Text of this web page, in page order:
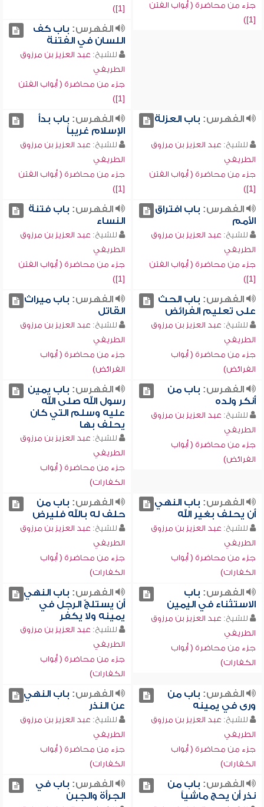
جزء من محاضرة ( أبواب الفتن
[1])
[1])
الفهرس: باب كف
اللسان في الفتنة
للشيخ: عبد العزيز بن مرزوق
الطريفي
جزء من محاضرة ( أبواب الفتن
[1])
الفهرس: باب العزلة
للشيخ: عبد العزيز بن مرزوق
الطريفي
جزء من محاضرة ( أبواب الفتن
[1])
الفهرس: باب بدأ
الإسلام غريباً
للشيخ: عبد العزيز بن مرزوق
الطريفي
جزء من محاضرة ( أبواب الفتن
[1])
الفهرس: باب افتراق
الأمم
للشيخ: عبد العزيز بن مرزوق
الطريفي
جزء من محاضرة ( أبواب الفتن
[1])
الفهرس: باب فتنة
النساء
للشيخ: عبد العزيز بن مرزوق
الطريفي
جزء من محاضرة ( أبواب الفتن
[1])
الفهرس: باب الحث
على تعليم الفرائض
للشيخ: عبد العزيز بن مرزوق
الطريفي
جزء من محاضرة ( أبواب
الفرائض)
الفهرس: باب ميراث
القاتل
للشيخ: عبد العزيز بن مرزوق
الطريفي
جزء من محاضرة ( أبواب
الفرائض)
الفهرس: باب من
أنكر ولده
للشيخ: عبد العزيز بن مرزوق
الطريفي
جزء من محاضرة ( أبواب
الفرائض)
الفهرس: باب يمين
رسول الله صلى الله
عليه وسلم التي كان
يحلف بها
للشيخ: عبد العزيز بن مرزوق
الطريفي
جزء من محاضرة ( أبواب
الكفارات)
الفهرس: باب النهي
أن يحلف بغير الله
للشيخ: عبد العزيز بن مرزوق
الطريفي
جزء من محاضرة ( أبواب
الكفارات)
الفهرس: باب من
حلف له بالله فليرض
للشيخ: عبد العزيز بن مرزوق
الطريفي
جزء من محاضرة ( أبواب
الكفارات)
الفهرس: باب
الاستثناء في اليمين
للشيخ: عبد العزيز بن مرزوق
الطريفي
جزء من محاضرة ( أبواب
الكفارات)
الفهرس: باب النهي
أن يستلجّ الرجل في
يمينه ولا يكفر
للشيخ: عبد العزيز بن مرزوق
الطريفي
جزء من محاضرة ( أبواب
الكفارات)
الفهرس: باب من
ورى في يمينه
للشيخ: عبد العزيز بن مرزوق
الطريفي
جزء من محاضرة ( أبواب
الكفارات)
الفهرس: باب النهي
عن النذر
للشيخ: عبد العزيز بن مرزوق
الطريفي
جزء من محاضرة ( أبواب
الكفارات)
الفهرس: باب من
نذر أن يحج ماشياً
الفهرس: باب في
الجرأة والجبن